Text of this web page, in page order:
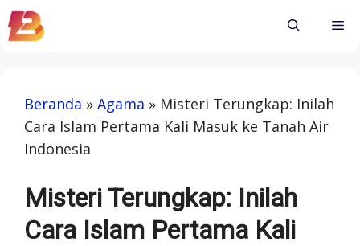
Skip
to
Beranda » Agama » Misteri Terungkap: Inilah
Cara Islam Pertama Kali Masuk ke Tanah Air
Indonesia
Misteri Terungkap: Inilah
Cara Islam Pertama Kali